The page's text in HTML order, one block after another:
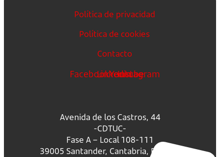
Política de privacidad
Política de cookies
Contacto
FacebookLinkedin
Youtube
Instagram
Avenida de los Castros, 44
-CDTUC-
Fase A – Local 108-111
39005 Santander, Cantabria, España.